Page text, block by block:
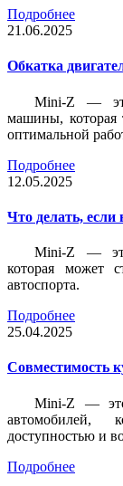
Подробнее
21.06.2025
Обкатка
Mini-Z — это
машины, которая
оптимальной
Подробнее
12.05.2025
Что делать,
Mini-Z — это
которая может
автоспорта.
Подробнее
25.04.2025
Совместимость
Mini-Z — это
автомобилей,
доступностью и
Подробнее